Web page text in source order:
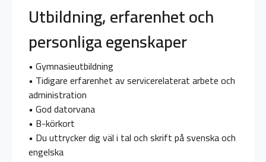
Utbildning, erfarenhet och
personliga egenskaper
• Gymnasieutbildning
• Tidigare erfarenhet av servicerelaterat arbete och
administration
• God datorvana
• B-körkort
• Du uttrycker dig väl i tal och skrift på svenska och
engelska